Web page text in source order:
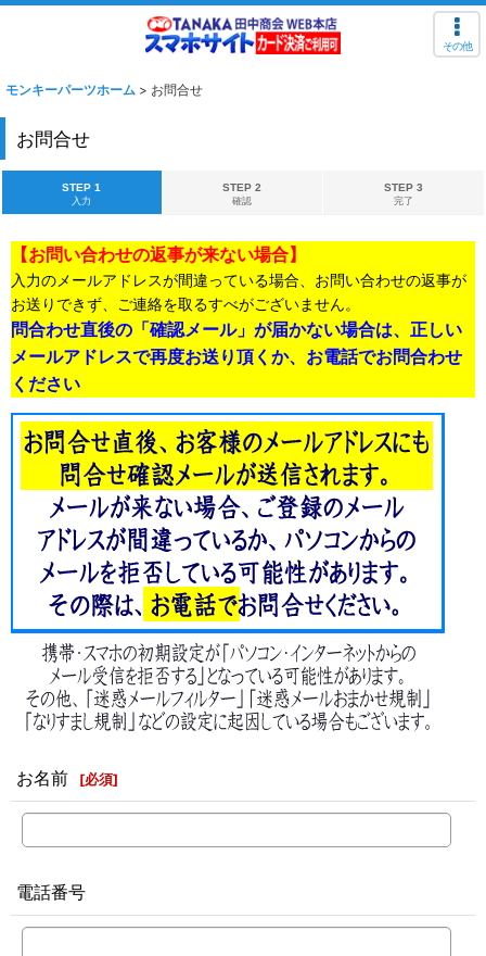
その他
モンキーパーツホーム > お問合せ
お問合せ
STEP 1
入力
STEP 2
確認
STEP 3
完了
【お問い合わせの返事が来ない場合】
入力のメールアドレスが間違っている場合、お問い合わせの返事が
お送りできず、ご連絡を取るすべがございません。
問合わせ直後の「確認メール」が届かない場合は、正しい
メールアドレスで再度お送り頂くか、お電話でお問合わせ
ください
お名前 [必須]
電話番号